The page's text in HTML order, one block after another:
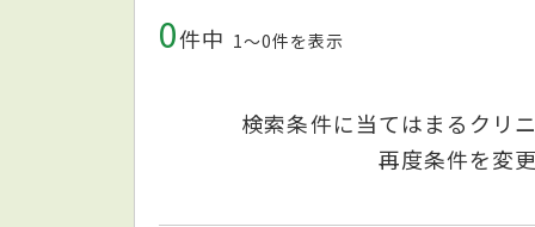
0件中 1〜0件を表示
検索条件に当てはまるクリ
再度条件を変